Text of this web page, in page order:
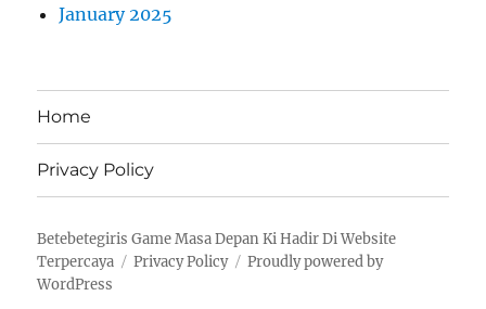
January 2025
Home
Privacy Policy
Betebetegiris Game Masa Depan Ki Hadir Di Website
Terpercaya
Privacy Policy
Proudly powered by
WordPress